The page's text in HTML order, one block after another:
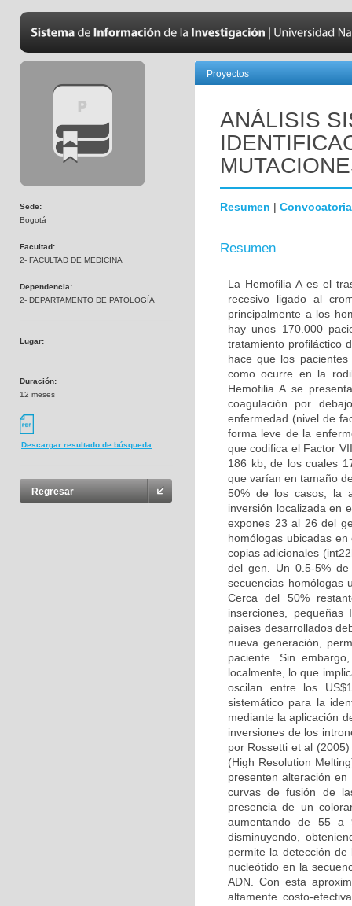
Sede:
Bogotá
Facultad:
2- FACULTAD DE MEDICINA
Dependencia:
2- DEPARTAMENTO DE PATOLOGÍA
Lugar:
---
Duración:
12 meses
Descargar resultado de búsqueda
Regresar
Proyectos
ANÁLISIS
Resumen | Convocatoria
Resumen
La Hemofilia A es el
recesivo ligado al
principalmente a los
hay unos 170.000
tratamiento profiláctico
hace que los
como ocurre en la
Hemofilia A se
coagulación por
enfermedad (nivel de
forma leve de la
que codifica el Factor
186 kb, de los cuales
que varían en tamaño
50% de los casos, la
inversión localizada en
expones 23 al 26 del
homólogas ubicadas
copias adicionales
del gen. Un 0.5-5%
secuencias homólogas
Cerca del 50%
inserciones,
países desarrollados
nueva generación,
paciente. Sin
localmente, lo que
oscilan entre los
sistemático para la
mediante la aplicación
inversiones de los
por Rossetti et al
(High Resolution
presenten alteración
curvas de fusión de
presencia de un
aumentando de 55 a
disminuyendo,
permite la detección
nucleótido en la
ADN. Con esta
altamente costo-